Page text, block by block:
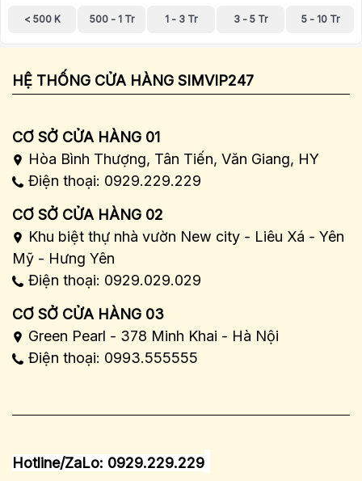
< 500 K 500 - 1 Tr 1 - 3 Tr 3 - 5 Tr 5 - 10 Tr
HỆ THỐNG CỬA HÀNG SIMVIP247
CƠ SỞ CỬA HÀNG 01
Hòa Bình Thượng, Tân Tiến, Văn Giang, HY
Điện thoại: 0929.229.229
CƠ SỞ CỬA HÀNG 02
Khu biệt thự nhà vườn New city - Liêu Xá - Yên
Mỹ - Hưng Yên
Điện thoại: 0929.029.029
CƠ SỞ CỬA HÀNG 03
Green Pearl - 378 Minh Khai - Hà Nội
Điện thoại: 0993.555555
Hotline/ZaLo: 0929.229.229